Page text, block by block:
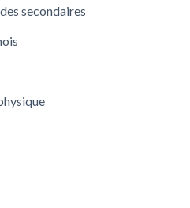
secondaires